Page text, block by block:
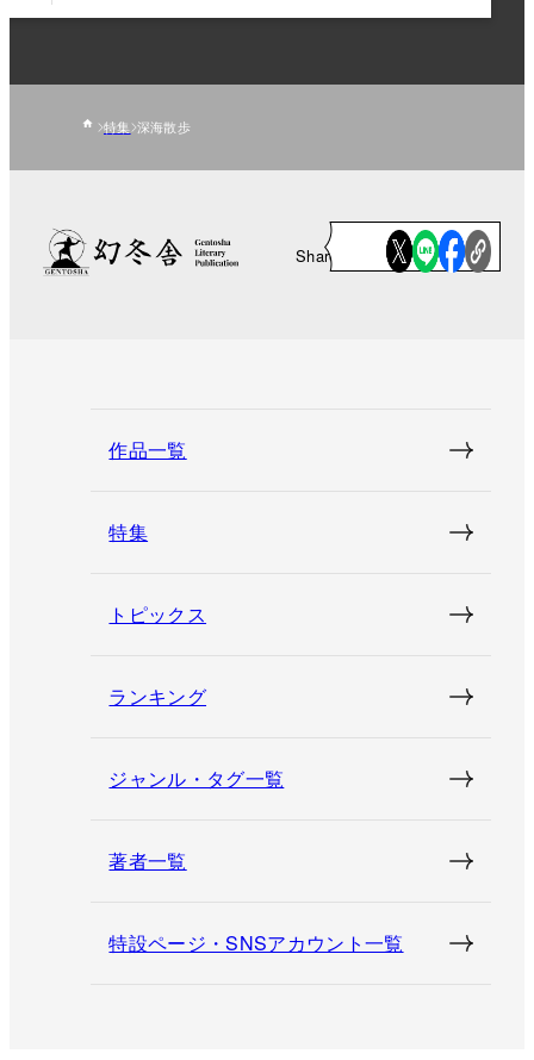
特集 深海散歩
Share
作品一覧
特集
トピックス
ランキング
ジャンル・タグ一覧
著者一覧
特設ページ・SNSアカウント一覧